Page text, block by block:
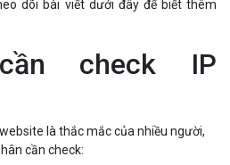
dõi bài viết dưới đây để biết thêm
check IP
là thắc mắc của nhiều người,
cần check: